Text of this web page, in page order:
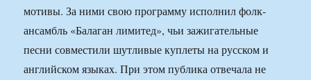
мотивы. За ними свою программу исполнил фолк-
ансамбль «Балаган лимитед», чьи зажигательные
песни совместили шутливые куплеты на русском и
английском языках. При этом публика отвечала не